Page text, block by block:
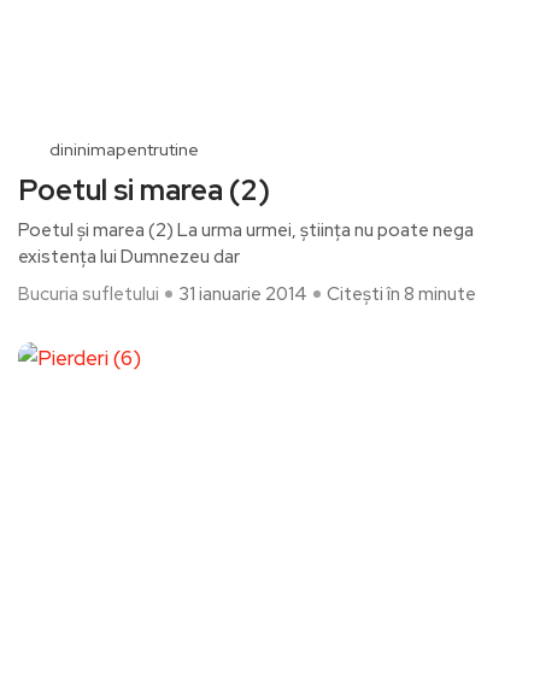
dininimapentrutine
Poetul si marea (2)
Poetul și marea (2) ​La urma urmei, știința nu poate nega
existența lui Dumnezeu dar
Bucuria sufletului
31 ianuarie 2014 Citești în 8 minute